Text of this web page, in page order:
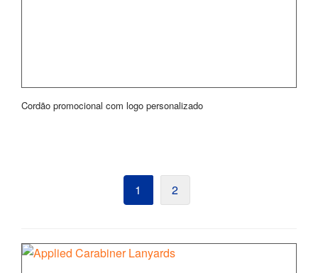
Cordão promocional com logo personalizado
1 2